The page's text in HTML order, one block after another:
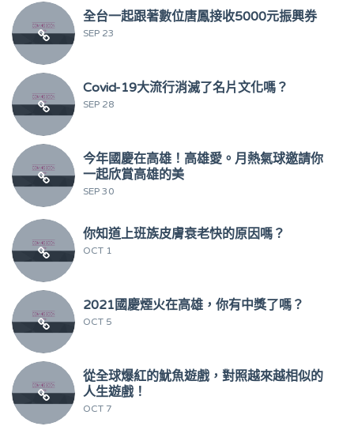
全台一起跟著數位唐鳳接收5000元振興券
SEP 23
Covid-19大流行消滅了名片文化嗎？
SEP 28
今年國慶在高雄！高雄愛。月熱氣球邀請你
一起欣賞高雄的美
SEP 30
你知道上班族皮膚衰老快的原因嗎？
OCT 1
2021國慶煙火在高雄，你有中獎了嗎？
OCT 5
從全球爆紅的魷魚遊戲，對照越來越相似的
人生遊戲！
OCT 7